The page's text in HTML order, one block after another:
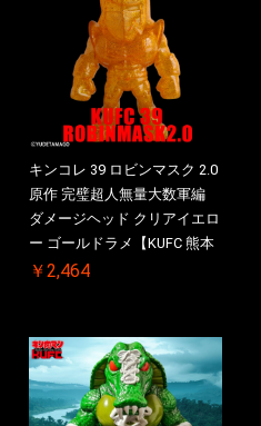
キンコレ 39 ロビンマスク 2.0
原作 完璧超人無量大数軍編
ダメージヘッド クリアイエロ
ー ゴールドラメ【KUFC 熊本
応援プロジェクト】対象商品
￥2,464